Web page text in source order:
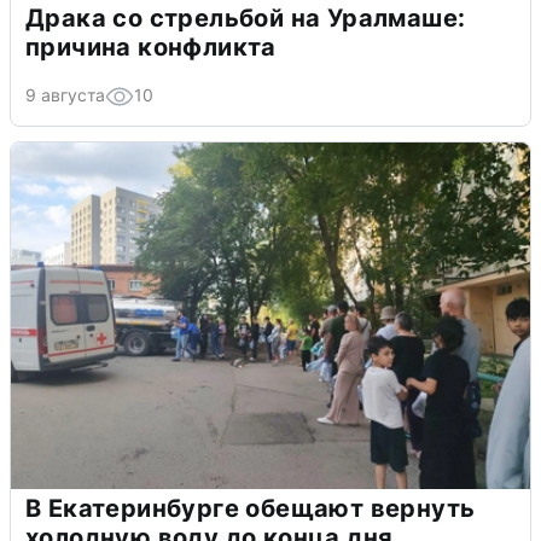
Драка со стрельбой на Уралмаше:
причина конфликта
9 августа 10
В Екатеринбурге обещают вернуть